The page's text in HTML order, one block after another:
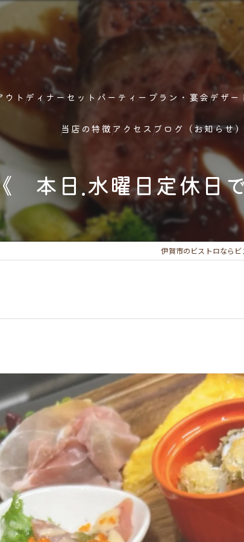
ウト ディナーセット パーティープラン・宴会デザー
当店の特徴
ディナー
メニュー
フレンチ
アクセス ブログ（お知らせ
本日.水曜日定休日
伊賀市のビストロならビ